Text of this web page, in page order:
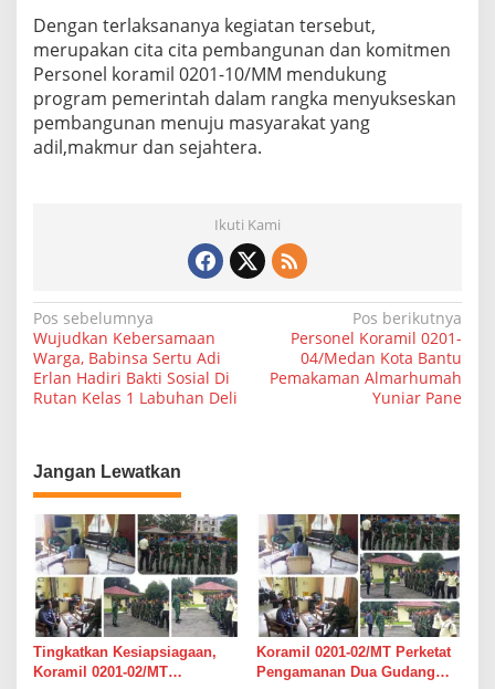
a
s
k
a
n
K
e
B
n
g
s
a
e
l
u
i
P
r
o
g
r
Dengan terlaksananya kegiatan tersebut,
merupakan cita cita pembangunan dan komitmen
Personel koramil 0201-10/MM mendukung
program pemerintah dalam rangka menyukseskan
pembangunan menuju masyarakat yang
adil,makmur dan sejahtera.
Ikuti Kami
N
a
v
a
s
i
p
o
s
Pos sebelumnya
Wujudkan Kebersamaan
Warga, Babinsa Sertu Adi
Erlan Hadiri Bakti Sosial Di
Rutan Kelas 1 Labuhan Deli
Pos berikutnya
Personel Koramil 0201-
04/Medan Kota Bantu
Pemakaman Almarhumah
Yuniar Pane
Jangan Lewatkan
Tingkatkan Kesiapsiagaan,
Koramil 0201-02/MT
Koramil 0201-02/MT Perketat
Pengamanan Dua Gudang